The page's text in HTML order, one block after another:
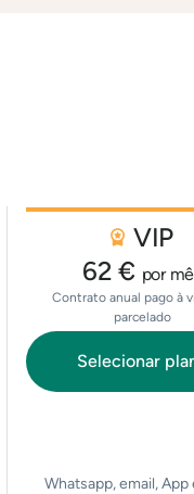
VIP
62 € por
Contrato anual pago à
parcelado
Selecionar
Whatsapp, email, App